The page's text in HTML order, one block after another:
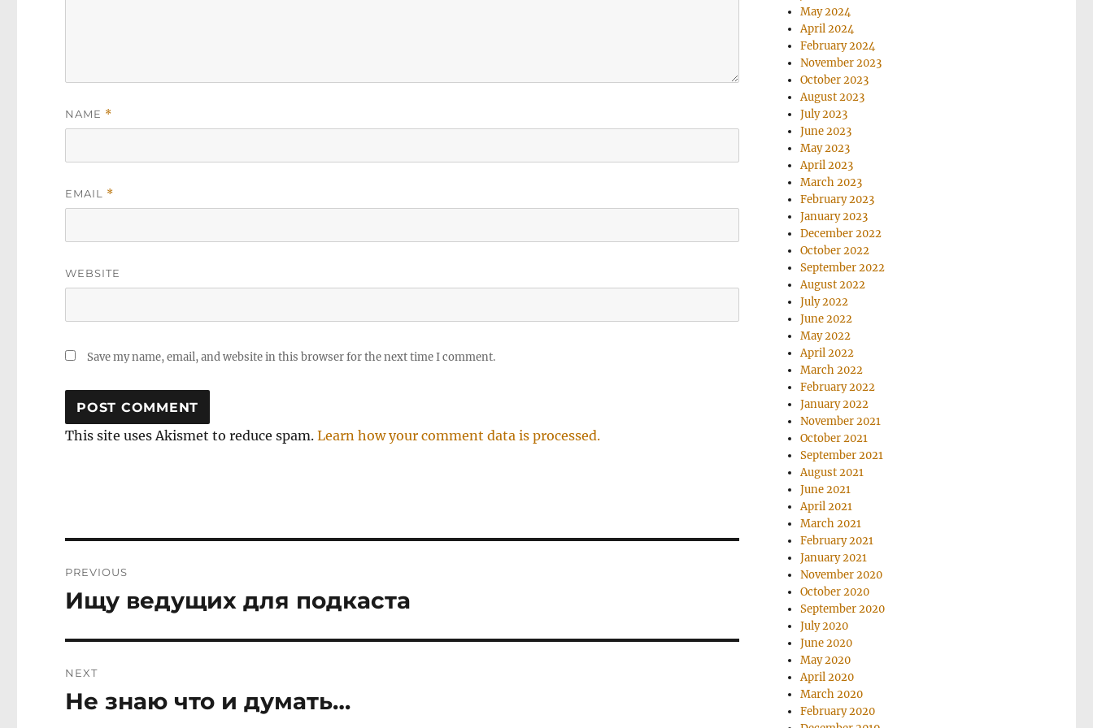
NAME *
EMAIL *
WEBSITE
Save my name, email, and website in this browser for the next time I comment.
This site uses Akismet to reduce spam.Learn how your comment data is processed.
navigation
PREVIOUS
Previous
Ищу ведущих для подкаста
NEXT
Next
Не знаю что и думать…
May 2024
April 2024
February 2024
November 2023
October 2023
August 2023
July 2023
June 2023
May 2023
April 2023
March 2023
February 2023
January 2023
December 2022
October 2022
September 2022
August 2022
July 2022
June 2022
May 2022
April 2022
March 2022
February 2022
January 2022
November 2021
October 2021
September 2021
August 2021
June 2021
April 2021
March 2021
February 2021
January 2021
November 2020
October 2020
September 2020
July 2020
June 2020
May 2020
April 2020
March 2020
February 2020